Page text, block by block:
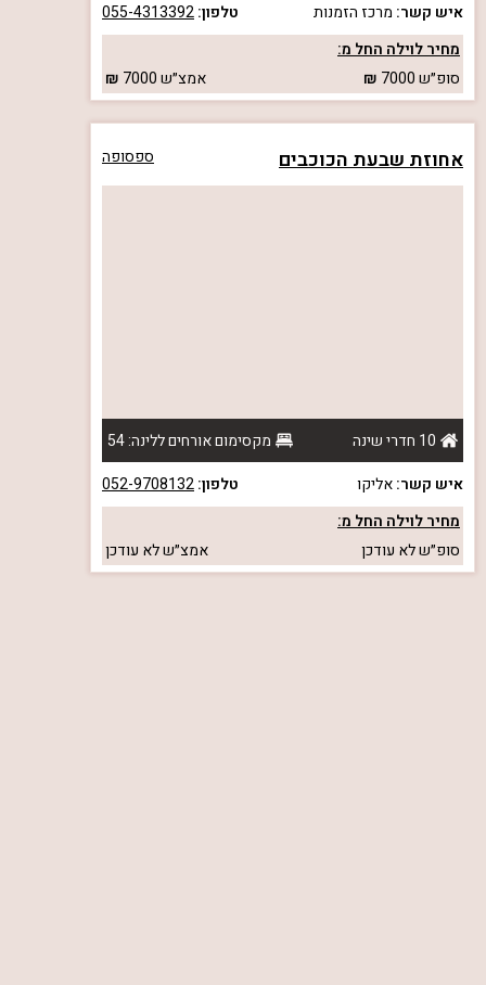
איש קשר: מרכז הזמנות טלפון:055-4313392
מחיר לוילה החל מ:
סופ״ש7000 אמצ״ש7000
אחוזת שבעת הכוכבים ספסופה
10 חדרי שינה
מקסימום אורחים ללינה: 54
איש קשר:אליקו טלפון:052-9708132
מחיר לוילה החל מ:
סופ״שלא עודכן אמצ״שלא עודכן